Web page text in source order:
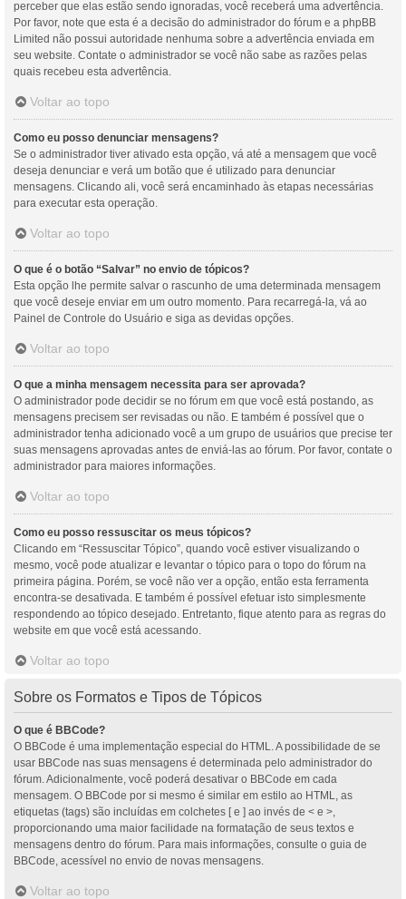
perceber que elas estão sendo ignoradas, você receberá uma advertência.
Por favor, note que esta é a decisão do administrador do fórum e a phpBB
Limited não possui autoridade nenhuma sobre a advertência enviada em
seu website. Contate o administrador se você não sabe as razões pelas
quais recebeu esta advertência.
Voltar ao topo
Como eu posso denunciar mensagens?
Se o administrador tiver ativado esta opção, vá até a mensagem que você
deseja denunciar e verá um botão que é utilizado para denunciar
mensagens. Clicando ali, você será encaminhado às etapas necessárias
para executar esta operação.
Voltar ao topo
O que é o botão “Salvar” no envio de tópicos?
Esta opção lhe permite salvar o rascunho de uma determinada mensagem
que você deseje enviar em um outro momento. Para recarregá-la, vá ao
Painel de Controle do Usuário e siga as devidas opções.
Voltar ao topo
O que a minha mensagem necessita para ser aprovada?
O administrador pode decidir se no fórum em que você está postando, as
mensagens precisem ser revisadas ou não. E também é possível que o
administrador tenha adicionado você a um grupo de usuários que precise ter
suas mensagens aprovadas antes de enviá-las ao fórum. Por favor, contate o
administrador para maiores informações.
Voltar ao topo
Como eu posso ressuscitar os meus tópicos?
Clicando em “Ressuscitar Tópico”, quando você estiver visualizando o
mesmo, você pode atualizar e levantar o tópico para o topo do fórum na
primeira página. Porém, se você não ver a opção, então esta ferramenta
encontra-se desativada. E também é possível efetuar isto simplesmente
respondendo ao tópico desejado. Entretanto, fique atento para as regras do
website em que você está acessando.
Voltar ao topo
Sobre os Formatos e Tipos de Tópicos
O que é BBCode?
O BBCode é uma implementação especial do HTML. A possibilidade de se
usar BBCode nas suas mensagens é determinada pelo administrador do
fórum. Adicionalmente, você poderá desativar o BBCode em cada
mensagem. O BBCode por si mesmo é similar em estilo ao HTML, as
etiquetas (tags) são incluídas em colchetes [ e ] ao invés de < e >,
proporcionando uma maior facilidade na formatação de seus textos e
mensagens dentro do fórum. Para mais informações, consulte o guia de
BBCode, acessível no envio de novas mensagens.
Voltar ao topo